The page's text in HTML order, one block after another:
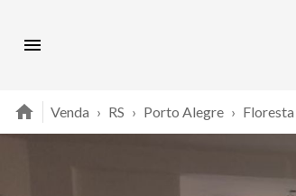
Venda › RS › Porto Alegre › Floresta